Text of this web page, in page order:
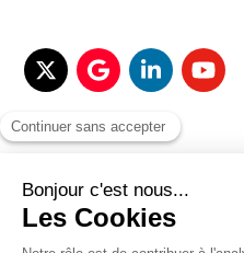
© 2017-2025 QUALITAIR&SEA